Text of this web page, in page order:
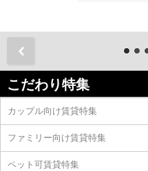
こだわり特集
カップル向け賃貸特集
ファミリー向け賃貸特集
ペット可賃貸特集